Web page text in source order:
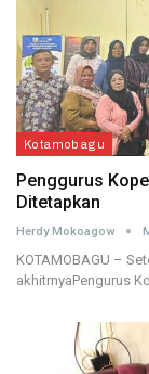
Kotamobagu
Penggurus
Ditetapkan
Herdy Mokoagow
KOTAMOBAGU –
akhitrnyaPengurus